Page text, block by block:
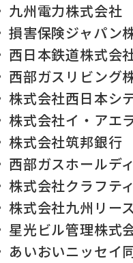
九州電力株式会社
損害保険ジャパン
西日本鉄道株式会
西部ガスリビング
株式会社西日本シ
株式会社イ・アエ
株式会社筑邦銀行
西部ガスホールデ
株式会社クラフテ
株式会社九州リー
星光ビル管理株式
あいおいニッセイ